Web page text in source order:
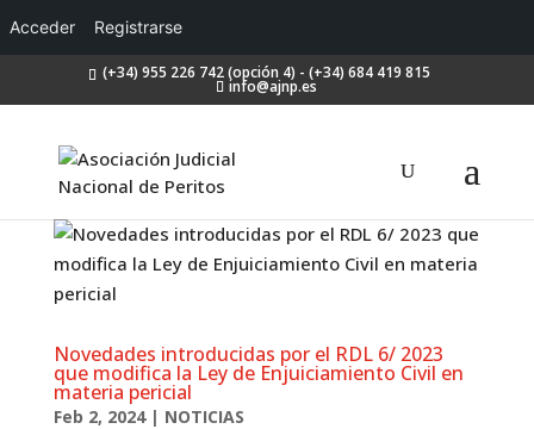
Acceder Registrarse
(+34) 955 226 742 (opción 4) - (+34) 684 419 815
info@ajnp.es
Novedades introducidas por el RDL 6/ 2023
que modifica la Ley de Enjuiciamiento Civil en
materia pericial
Feb 2, 2024| NOTICIAS